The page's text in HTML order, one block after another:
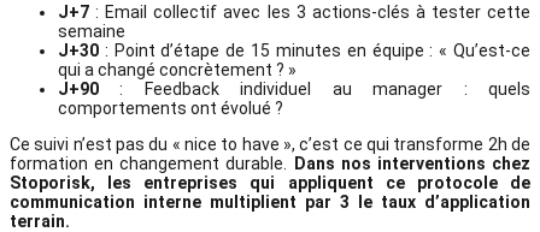
J+7 : Email collectif avec les 3 actions-clés à tester cette
semaine
J+30 : Point d’étape de 15 minutes en équipe : « Qu’est-ce
qui a changé concrètement ? »
J+90 : Feedback individuel au manager : quels
comportements ont évolué ?
Ce suivi n’est pas du « nice to have », c’est ce qui transforme 2h de
formation en changement durable.
Dans nos interventions chez
Stoporisk, les entreprises qui appliquent ce protocole de
communication interne multiplient par 3 le taux d’application
terrain.